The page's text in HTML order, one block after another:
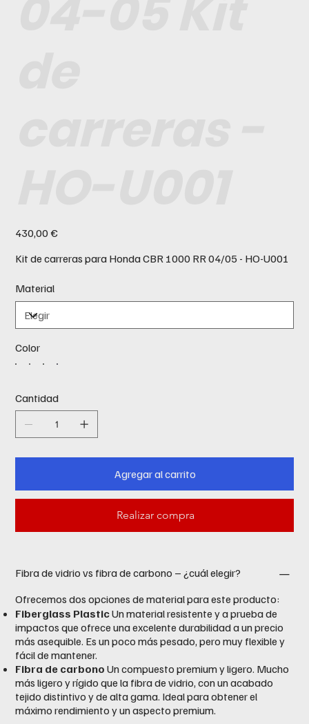
430,00 €
Kit de carreras para Honda CBR 1000 RR 04/05 - HO-U001
Material
Color
Cantidad
Agregar al carrito
Realizar compra
Fibra de vidrio vs fibra de carbono – ¿cuál elegir?
Ofrecemos dos opciones de material para este producto:
Fiberglass PlasticUn material resistente y a prueba de
impactos que ofrece una excelente durabilidad a un precio
más asequible. Es un poco más pesado, pero muy flexible y
fácil de mantener.
Fibra de carbono Un compuesto premium y ligero. Mucho
más ligero y rígido que la fibra de vidrio, con un acabado
tejido distintivo y de alta gama. Ideal para obtener el
máximo rendimiento y un aspecto premium.